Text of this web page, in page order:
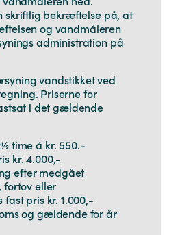
skriftlig bekræftelse på, at
og vandmåleren
administration på
vandstikket ved
Priserne for
i det gældende
time á kr. 550.-
kr. 4.000,-
efter medgået
fortov eller
pris kr. 1.000,-
og gældende for år